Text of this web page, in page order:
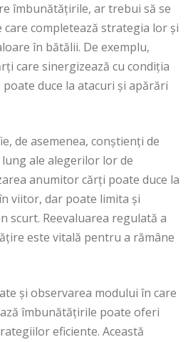
îmbunătățirile, ar trebui să se
completează strategia lor și
în bătălii. De exemplu,
care sinergizează cu condiția
duce la atacuri și apărări
de asemenea, conștienți de
ale alegerilor lor de
anumitor cărți poate duce la
viitor, dar poate limita și
scurt. Reevaluarea regulată a
este vitală pentru a rămâne
și observarea modului în care
îmbunătățirile poate oferi
eficiente. Această